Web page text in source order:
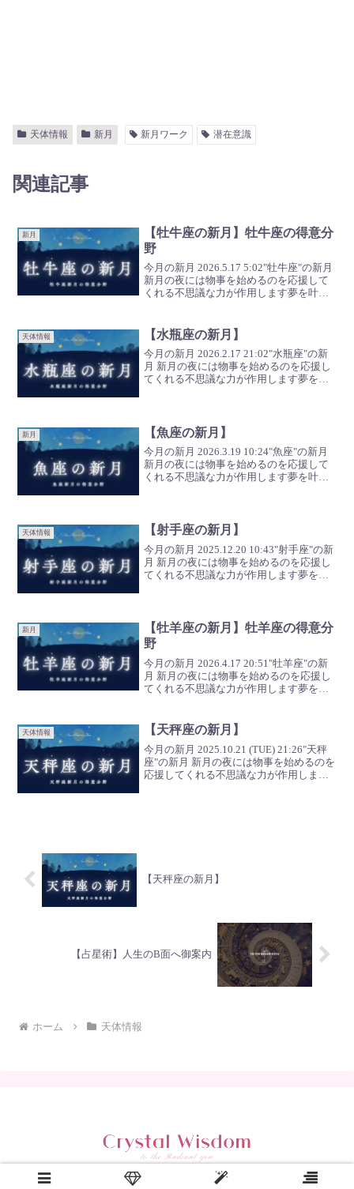
天体情報 新月 新月ワーク 潜在意識
関連記事
新月
【牡牛座の新月】牡牛座の得意分
野
今月の新月 2026.5.17 5:02"牡牛座"の新月
新月の夜には物事を始めるのを応援して
くれる不思議な力が作用します夢を叶え
起こる新月 今回の牡牛座新月はあな...
天体情報 【水瓶座の新月】
今月の新月 2026.2.17 21:02"水瓶座"の新
月 新月の夜には物事を始めるのを応援し
てくれる不思議な力が作用します夢を叶
新月 【魚座の新月】
今月の新月 2026.3.19 10:24"魚座"の新月
新月の夜には物事を始めるのを応援して
くれる不思議な力が作用します夢を叶え
天体情報 【射手座の新月】
今月の新月 2025.12.20 10:43"射手座"の新
月 新月の夜には物事を始めるのを応援し
てくれる不思議な力が作用します夢を叶
新月
【牡羊座の新月】牡羊座の得意分
野
今月の新月 2026.4.17 20:51"牡羊座"の新
月 新月の夜には物事を始めるのを応援し
てくれる不思議な力が作用します夢を叶
で起こる新月 今回の牡羊座新月は牡...
天体情報 【天秤座の新月】
今月の新月 2025.10.21 (TUE) 21:26"天秤
座"の新月 新月の夜には物事を始めるのを
応援してくれる不思議な力が作用します
【天秤座の新月】
【占星術】人生のB面へ御案内
ホーム 天体情報
Copyright © 2024 CRYSTAL WISDOM All Rights Reserved.